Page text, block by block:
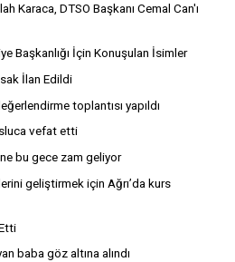
Karaca, DTSO Başkanı Cemal Can'ı
Başkanlığı İçin Konuşulan İsimler
İlan Edildi
toplantısı yapıldı
vefat etti
bu gece zam geliyor
geliştirmek için Ağrı’da kurs
baba göz altına alındı